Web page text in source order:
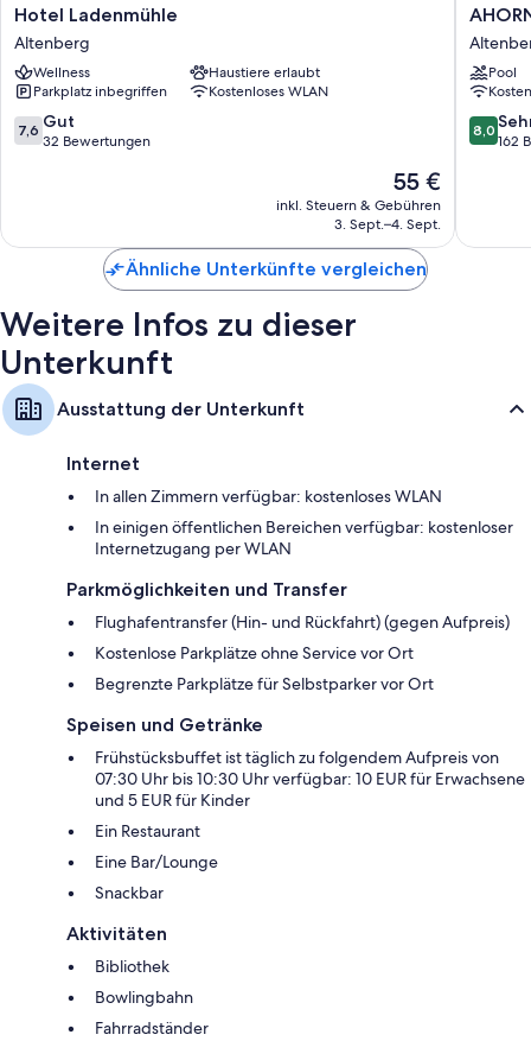
Hotel
Ladenmühle
Altenberg
Hotel Ladenmühle
Altenberg
Wellness
Haustiere erlaubt
Parkplatz inbegriffen
Kostenloses WLAN
7.6
von
7,6 Gut
32 Bewertungen
Der
Preis
beträgt
55 €
inkl. Steuern & Gebühren
3. Sept.–4. Sept.
AHORN
Pool
8.0
von
8,0
162
Ähnliche Unterkünfte vergleichen
Weitere Infos zu dieser
Unterkunft
Ausstattung der Unterkunft
Internet
In allen Zimmern verfügbar: kostenloses WLAN
In einigen öffentlichen Bereichen verfügbar: kostenloser
Internetzugang per WLAN
Parkmöglichkeiten und Transfer
Flughafentransfer (Hin- und Rückfahrt) (gegen Aufpreis)
Kostenlose Parkplätze ohne Service vor Ort
Begrenzte Parkplätze für Selbstparker vor Ort
Speisen und Getränke
Frühstücksbuffet ist täglich zu folgendem Aufpreis von
07:30 Uhr bis 10:30 Uhr verfügbar: 10 EUR für Erwachsene
und 5 EUR für Kinder
Ein Restaurant
Eine Bar/Lounge
Snackbar
Aktivitäten
Bibliothek
Bowlingbahn
Fahrradständer